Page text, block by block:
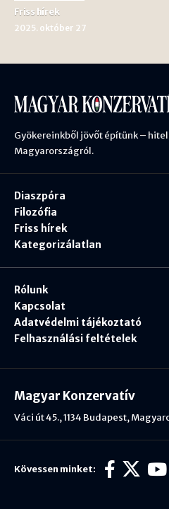
Friss hírek
2025. október 27
Gyökereinkből jövőt építünk –
Magyarországról.
Diaszpóra
Filozófia
Friss hírek
Kategorizálatlan
Rólunk
Kapcsolat
Adatvédelmi tájékoztató
Felhasználási feltételek
Kövessen minket:
Magyar Konzervatív
Váci út 45., 1134 Budapest,